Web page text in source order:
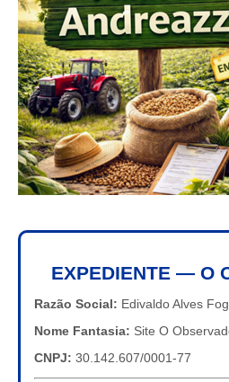
EXPEDIENTE — O
Razão Social: Edivaldo Alves
Nome Fantasia: Site O
CNPJ: 30.142.607/0001-77